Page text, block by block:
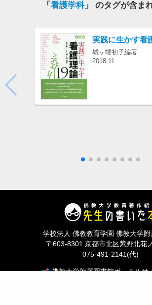
「 看護学科」 のタグが含ま
実践に生かす看
城ヶ端初子編著
2018.11
学校法人 佛教教育学園 佛教大学
〒603-8301 京都市北区紫野北花
075-491-2141(代)
佛教大学附属図書館ポータルサ